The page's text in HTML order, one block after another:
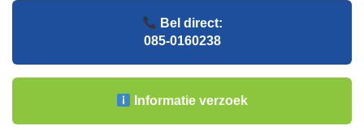
Bel direct:
085-0160238
Informatie verzoek